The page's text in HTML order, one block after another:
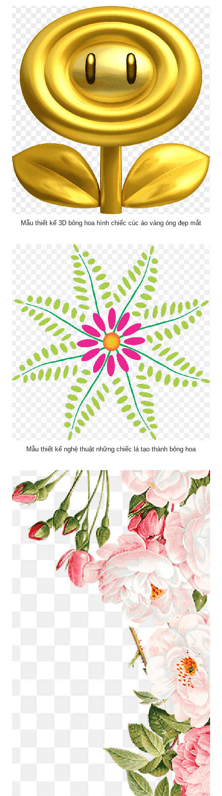
Mẫu thiết kế 3D bông hoa hình chiếc cúc áo vàng óng đẹp mắt
Mẫu thiết kế nghệ thuật những chiếc lá tạo thành bông hoa